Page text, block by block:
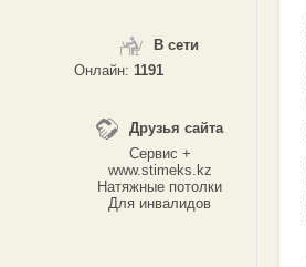
В сети
Онлайн: 1191
Друзья сайта
Сервис +
www.stimeks.kz
Натяжные потолки
Для инвалидов